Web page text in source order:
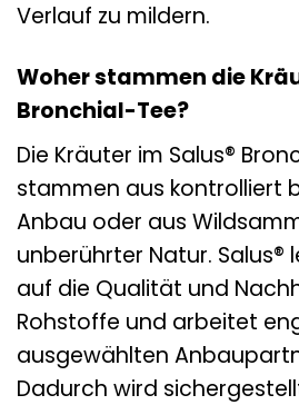
Verlauf zu mildern.
Woher stammen die
Bronchial-Tee?
Die Kräuter im Salus®
stammen aus kontrolliert
Anbau oder aus
unberührter Natur. Salus®
auf die Qualität und
Rohstoffe und arbeitet
ausgewählten
Dadurch wird